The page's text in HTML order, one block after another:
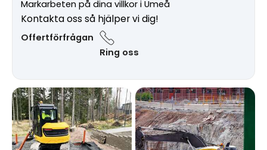
Markarbeten på dina villkor i Umeå
Kontakta oss så hjälper vi dig!
Offertförfrågan
Ring oss